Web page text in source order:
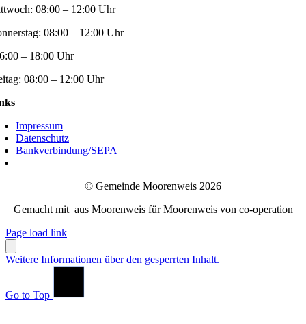
08:00 – 12:00 Uhr
08:00 – 12:00 Uhr
– 18:00 Uhr
08:00 – 12:00 Uhr
Impressum
Datenschutz
Bankverbindung/SEPA
© Gemeinde Moorenweis 2026
Gemacht mit aus Moorenweis für Moorenweis von co-operation
Page load link
Weitere Informationen über den gesperrten Inhalt.
Go to Top